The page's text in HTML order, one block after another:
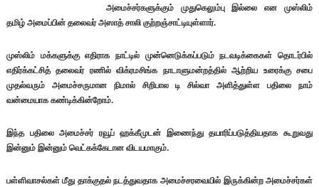
அமைச்சர்களுக்கும் முதுகெலும்பு இல்லை என முஸ்லிம்
தமிழ் அமைப்பின் தலைவர் அஸாத் சாலி குற்றஞ்சாட்டியுள்ளார்.
முஸ்லிம் மக்களுக்கு எதிராக நாட்டில் முன்னெடுக்கப்படும் நடவடிக்கைகள் தொடர்பில்
எதிர்க்கட்சித் தலைவர் ரணில் விக்ரமசிங்க நாடாளுமன்றத்தில் ஆற்றிய உரைக்கு சபை
முதல்வரும் அமைச்சருமான நிமால் சிறிபால டி சில்வா அளித்துள்ள பதிலை நாம்
வன்மையாக கண்டிக்கின்றோம்.
இந்த பதிலை அமைச்சர் ரவூப் ஹக்கீமுடன் இணைந்து தயாரிப்படுத்தியதாக கூறுவது
இன்னும் இன்னும் வெட்கக்கேடான விடயமாகும்.
பள்ளிவாசல்கள் மீது தாக்குதல் நடத்துவதாக அமைச்சரவையில் இருக்கின்ற அமைச்சர்கள்